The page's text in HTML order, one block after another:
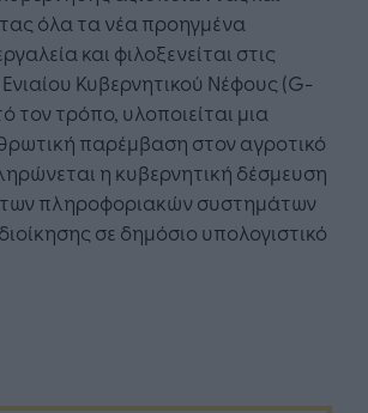
όλα τα νέα προηγμένα
και φιλοξενείται στις
Κυβερνητικού Νέφους (G-
τον τρόπο, υλοποιείται μια
παρέμβαση στον αγροτικό
η κυβερνητική δέσμευση
πληροφοριακών συστημάτων
σε δημόσιο υπολογιστικό